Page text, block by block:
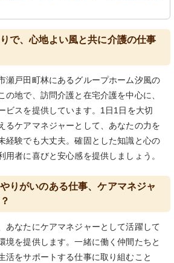
で、心地よい風と共に介護の仕事
瀬戸田町林にあるグループホーム汐風の
の地で、訪問介護と在宅介護を中心に、
ビスを提供しています。1日1日を大切
るケアマネジャーとして、あなたの力を
経験でも大丈夫。確固とした知識と心の
用者に喜びと安心感を提供しましょう。
りがいのある仕事、ケアマネジャ
あなたにケアマネジャーとして活躍して
境を提供します。一緒に働く仲間たちと
活をサポートする仕事に取り組むこと